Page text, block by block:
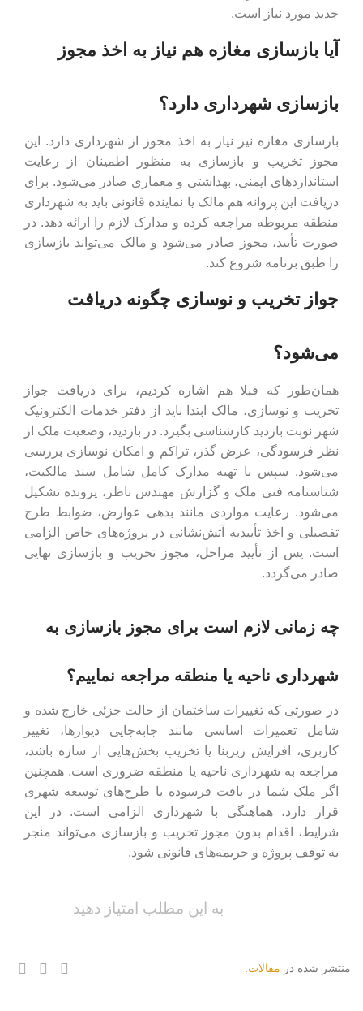
جدید مورد نیاز است.
آیا بازسازی مغازه هم نیاز به اخذ مجوز
بازسازی شهرداری دارد؟
بازسازی مغازه نیز نیاز به اخذ مجوز از شهرداری دارد. این
مجوز تخریب و بازسازی به ‌منظور اطمینان از رعایت
استانداردهای ایمنی، بهداشتی و معماری صادر می‌شود. برای
دریافت این پروانه هم مالک یا نماینده قانونی باید به شهرداری
منطقه مربوطه مراجعه کرده و مدارک لازم را ارائه دهد. در
صورت تأیید، مجوز صادر می‌شود و مالک می‌تواند بازسازی
را طبق برنامه شروع کند.
جواز تخریب و نوسازی چگونه دریافت
می‌شود؟
همان‌طور که قبلا هم اشاره کردیم، برای دریافت جواز
تخریب و نوسازی، مالک ابتدا باید از دفتر خدمات الکترونیک
شهر نوبت بازدید کارشناسی بگیرد. در بازدید، وضعیت ملک از
نظر فرسودگی، عرض گذر، تراکم و امکان نوسازی بررسی
می‌شود. سپس با تهیه مدارک کامل شامل سند مالکیت،
شناسنامه فنی ملک و گزارش مهندس ناظر، پرونده تشکیل
می‌شود. رعایت مواردی مانند بدهی عوارض، ضوابط طرح
تفصیلی و اخذ تأییدیه آتش‌نشانی در پروژه‌های خاص الزامی
است. پس از تأیید مراحل، مجوز تخریب و بازسازی نهایی
صادر می‌گردد.
چه زمانی لازم است برای مجوز بازسازی به
شهرداری ناحیه یا منطقه مراجعه نماییم؟
در صورتی که تغییرات ساختمان از حالت جزئی خارج شده و
شامل تعمیرات اساسی مانند جابه‌جایی دیوارها، تغییر
کاربری، افزایش زیربنا یا تخریب بخش‌هایی از سازه باشد،
مراجعه به شهرداری ناحیه یا منطقه ضروری است. همچنین
اگر ملک شما در بافت فرسوده یا طرح‌های توسعه شهری
قرار دارد، هماهنگی با شهرداری الزامی است. در این
شرایط، اقدام بدون مجوز تخریب و بازسازی می‌تواند منجر
به توقف پروژه و جریمه‌های قانونی شود.
به این مطلب امتیاز دهید
منتشر شده در مقالات